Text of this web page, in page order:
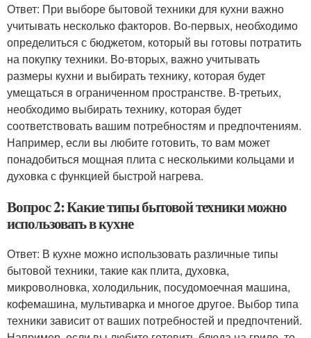
Ответ: При выборе бытовой техники для кухни важно
учитывать несколько факторов. Во-первых, необходимо
определиться с бюджетом, который вы готовы потратить
на покупку техники. Во-вторых, важно учитывать
размеры кухни и выбирать технику, которая будет
умещаться в ограниченном пространстве. В-третьих,
необходимо выбирать технику, которая будет
соответствовать вашим потребностям и предпочтениям.
Например, если вы любите готовить, то вам может
понадобиться мощная плита с несколькими кольцами и
духовка с функцией быстрой нагрева.
Вопрос 2: Какие типы бытовой техники можно
использовать в кухне
Ответ: В кухне можно использовать различные типы
бытовой техники, такие как плита, духовка,
микроволновка, холодильник, посудомоечная машина,
кофемашина, мультиварка и многое другое. Выбор типа
техники зависит от ваших потребностей и предпочтений.